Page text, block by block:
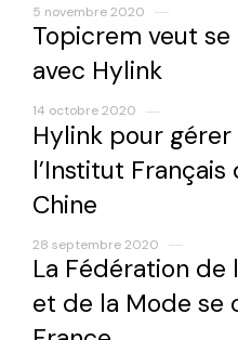
5 novembre 2020
Topicrem veut
avec Hylink
14 octobre 2020
Hylink pour gérer
l’Institut
Chine
28 septembre 2020
La Fédération de
et de la Mode se